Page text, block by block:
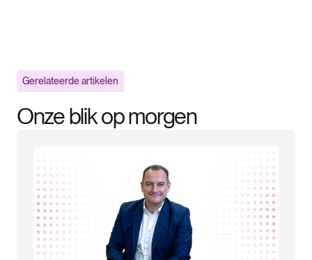
Gerelateerde artikelen
Onze blik op morgen